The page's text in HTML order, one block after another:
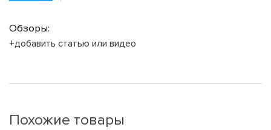
Обзоры:
+добавить статью или видео
Похожие товары